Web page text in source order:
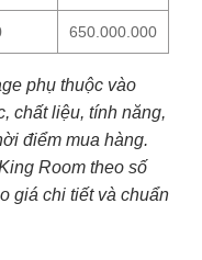
650.000.000
phụ thuộc vào
chất liệu, tính năng,
điểm mua hàng.
Room theo số
giá chi tiết và chuẩn